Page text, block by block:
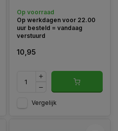
gelijkmatige luchtverdeling.
Op voorraad
Op werkdagen voor 22.00
uur besteld = vandaag
verstuurd
10,95
Vergelijk